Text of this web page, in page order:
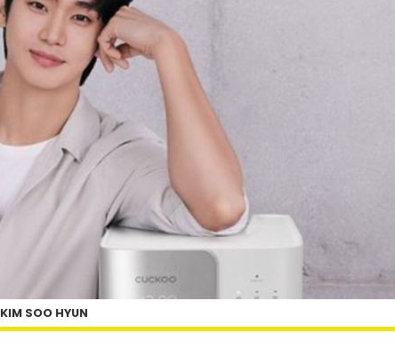
KIM SOO HYUN